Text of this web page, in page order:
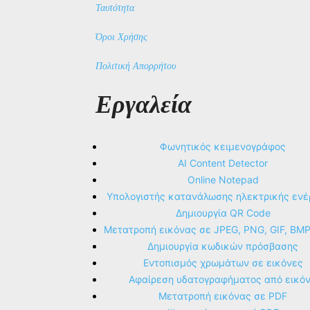
Ταυτότητα
Όροι Χρήσης
Πολιτική Απορρήτου
Εργαλεία
Φωνητικός κειμενογράφος
AI Content Detector
Online Notepad
Υπολογιστής κατανάλωσης ηλεκτρικής
Δημιουργία QR Code
Μετατροπή εικόνας σε JPEG, PNG, GIF,
Δημιουργία κωδικών πρόσβασης
Εντοπισμός χρωμάτων σε εικόνες
Αφαίρεση υδατογραφήματος από
Μετατροπή εικόνας σε PDF